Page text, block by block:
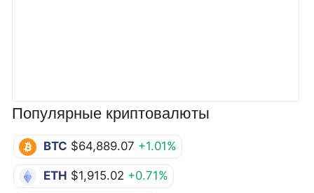
Популярные криптовалюты
BTC $64,889.07 +1.01%
ETH $1,915.02 +0.71%